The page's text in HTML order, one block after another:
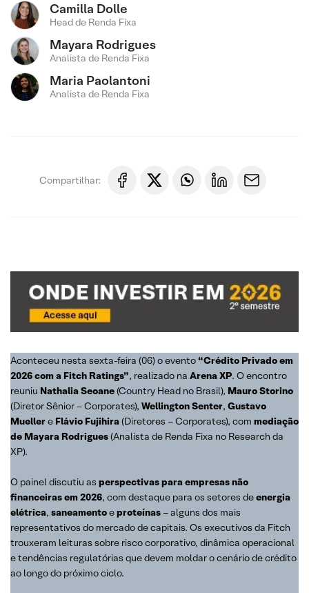
Camilla Dolle
Head de Renda Fixa
Mayara Rodrigues
Analista de Renda Fixa
Maria Paolantoni
Analista de Renda Fixa
Compartilhar:
Aconteceu nesta sexta-feira (06) o evento“Crédito Privado em
2026 com a Fitch Ratings”, realizado na Arena XP. O encontro
reuniu Nathalia Seoane(Country Head no Brasil), Mauro Storino
(Diretor Sênior – Corporates), Wellington Senter, Gustavo
Muellere Flávio Fujihira(Diretores – Corporates), com mediação
de Mayara Rodrigues(Analista de Renda Fixa no Research da
XP).
O painel discutiu as perspectivas para empresas não
financeiras em 2026, com destaque para os setores deenergia
elétrica, saneamentoeproteínas – alguns dos mais
representativos do mercado de capitais. Os executivos da Fitch
trouxeram leituras sobre risco corporativo, dinâmica operacional
e tendências regulatórias que devem moldar o cenário de crédito
ao longo do próximo ciclo.